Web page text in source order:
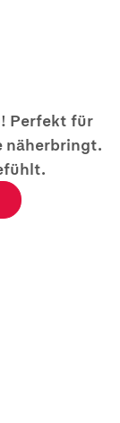
Perfekt für
näherbringt.